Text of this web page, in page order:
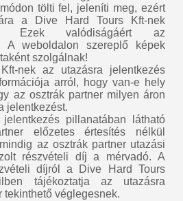
tölti fel, jeleníti meg, ezért
a Dive Hard Tours Kft-nek
Ezek valódiságáért az
A weboldalon szereplő képek
szolgálnak!
nek az utazásra jelentkezés
arról, hogy van-e hely
az osztrák partner milyen áron
jelentkezést.
pillanatában látható
előzetes értesítés nélkül
az osztrák partner utazási
részvételi díj a mérvadó. A
díjról a Dive Hard Tours
tájékoztatja az utazásra
tekinthető véglegesnek.